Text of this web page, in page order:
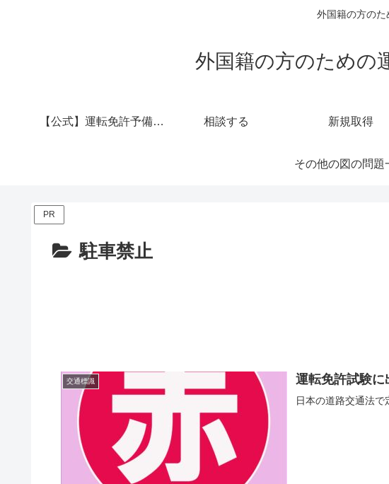
外国籍の方のた
外国籍の方のための
【公式】運転免許予備校 西村堂 相談する 新規取得
その他の図の問題
PR
駐車禁止
交通標識 運転免許試験
日本の道路交通法で